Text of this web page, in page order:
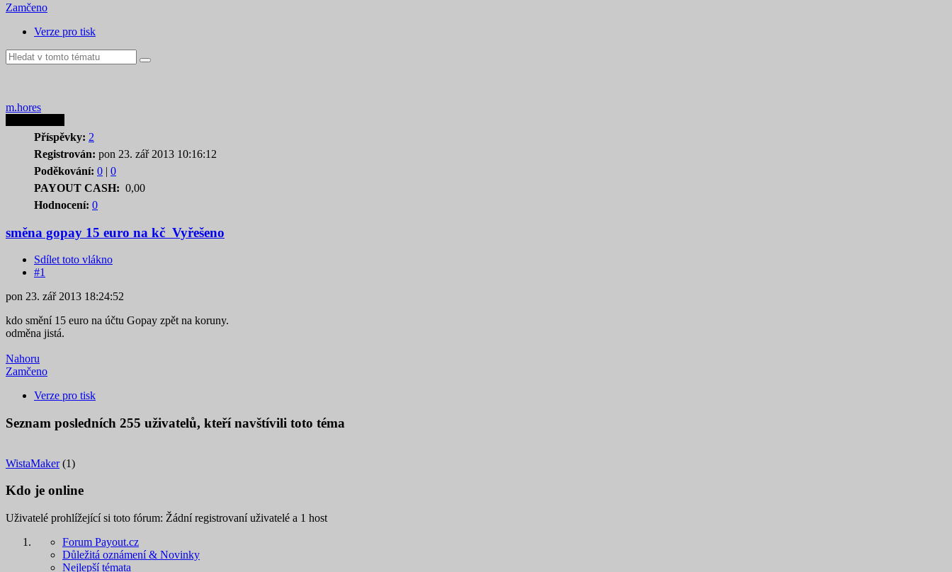
Zamčeno
Verze pro tisk
m.hores
Příspěvky: 2
Registrován: pon 23. zář 2013 10:16:12
Poděkování: 0 | 0
PAYOUT CASH: 0,00
Hodnocení: 0
směna gopay 15 euro na kč Vyřešeno
Sdílet toto vlákno
#1
pon 23. zář 2013 18:24:52
kdo smění 15 euro na účtu Gopay zpět na koruny.
odměna jistá.
Nahoru
Zamčeno
Verze pro tisk
Seznam posledních 255 uživatelů, kteří navštívili toto téma
WistaMaker(1)
Kdo je online
Uživatelé prohlížející si toto fórum: Žádní registrovaní uživatelé a 1 host
Forum Payout.cz
Důležitá oznámení & Novinky
Nejlepší témata